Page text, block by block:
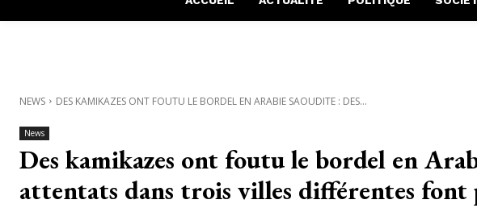
NEWS DES KAMIKAZES ONT FOUTU LE BORDEL EN ARABIE SAOUDITE : DES...
News
Des kamikazes ont foutu le bordel en
attentats dans trois villes différentes font